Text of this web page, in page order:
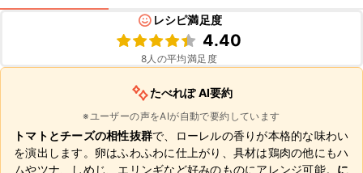
レシピ満足度
4.40
8人の平均満足度
たべれぽ AI要約
※ユーザーの声をAIが自動で要約しています
トマトとチーズの相性抜群で、ローレルの香りが本格的な味わい
を演出します。卵はふわふわに仕上がり、具材は鶏肉の他にもハ
ムやツナ、しめじ、エリンギなど好みのものにアレンジ可能。 に